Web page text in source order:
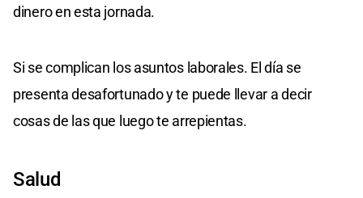
dinero en esta jornada.
Si se complican los asuntos laborales. El día se
presenta desafortunado y te puede llevar a decir
cosas de las que luego te arrepientas.
Salud